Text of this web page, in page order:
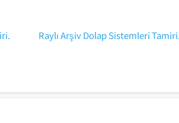
Raylı Arşiv Dolap Sistemleri Tamiri.